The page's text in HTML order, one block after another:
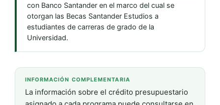
con Banco Santander en el marco del cual se
otorgan las Becas Santander Estudios a
estudiantes de carreras de grado de la
Universidad.
INFORMACIÓN COMPLEMENTARIA
La información sobre el crédito presupuestario